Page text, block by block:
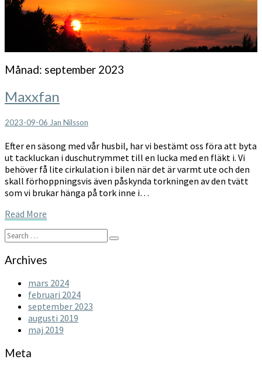
https://nilsson-reijer.se
Månad: september 2023
Maxxfan
Maxxfan
2023-09-06 Jan Nilsson
Efter en säsong med vår husbil, har vi bestämt oss föra att byta
ut tackluckan i duschutrymmet till en lucka med en fläkt i. Vi
behöver få lite cirkulation i bilen när det är varmt ute och den
skall förhoppningsvis även påskynda torkningen av den tvätt
som vi brukar hänga på tork inne i…
Read More
Search
for:
Search
Archives
mars 2024
februari 2024
september 2023
augusti 2019
maj 2019
Meta